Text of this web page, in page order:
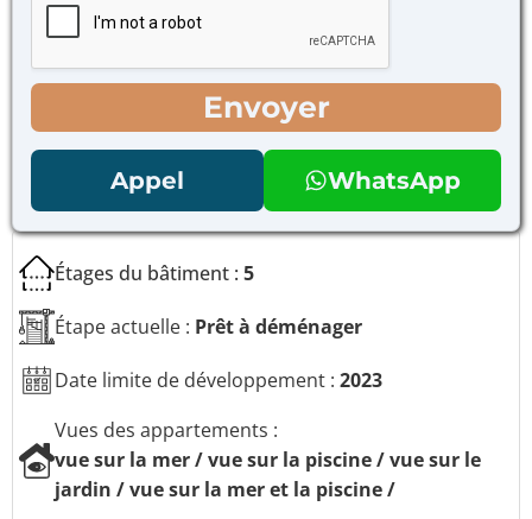
Étages du bâtiment : 5
Étape actuelle : Prêt à déménager
Date limite de développement : 2023
Vues des appartements :
vue sur la mer / vue sur la piscine / vue sur le
jardin / vue sur la mer et la piscine /
o
r
l
m
e
s
s
a
g
e
s
t
l
é
c
o
c
h
e
*
Envoyer
Appel WhatsApp